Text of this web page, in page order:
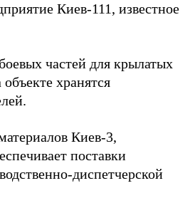
Киев-111, известное
частей для крылатых
хранятся
Киев-3,
поставки
диспетчерской